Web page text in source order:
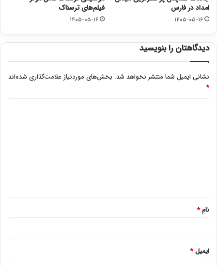
امداد در فارس
۱۴۰۵-۰۵-۱۶
فیلم‌های ترسناک
۱۴۰۵-۰۵-۱۶
دیدگاهتان را بنویسید
نشانی ایمیل شما منتشر نخواهد شد. بخش‌های موردنیاز علامت‌گذاری شده‌اند
*
نام*
ایمیل*